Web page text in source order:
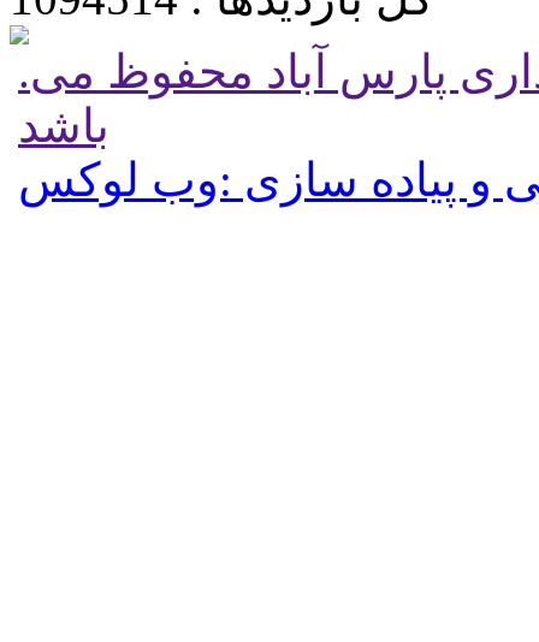
.تمامی حقوق برای پایگاه شهرداری پارس آباد محفوظ می
باشد
و پیاده سازی :وب لوکس